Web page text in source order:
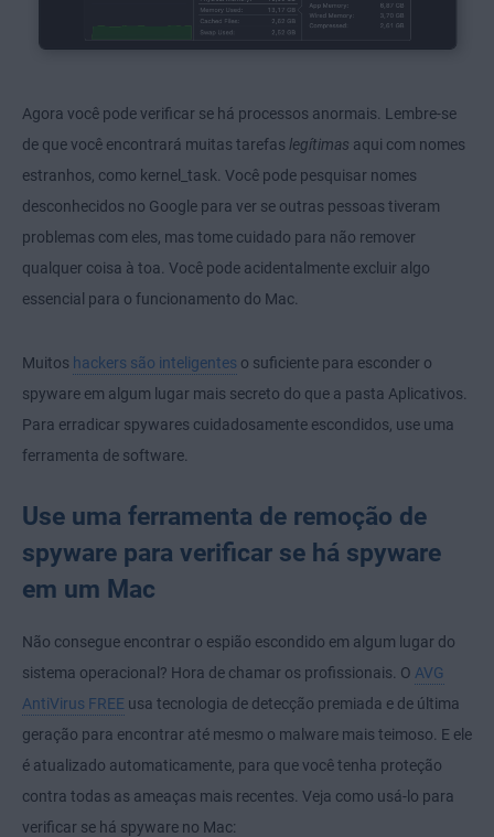
Agora você pode verificar se há processos anormais. Lembre-se
de que você encontrará muitas tarefas legítimas aqui com nomes
estranhos, como kernel_task. Você pode pesquisar nomes
desconhecidos no Google para ver se outras pessoas tiveram
problemas com eles, mas tome cuidado para não remover
qualquer coisa à toa. Você pode acidentalmente excluir algo
essencial para o funcionamento do Mac.
Muitos hackers são inteligentes o suficiente para esconder o
spyware em algum lugar mais secreto do que a pasta Aplicativos.
Para erradicar spywares cuidadosamente escondidos, use uma
ferramenta de software.
Use uma ferramenta de remoção de
spyware para verificar se há spyware
em um Mac
Não consegue encontrar o espião escondido em algum lugar do
sistema operacional? Hora de chamar os profissionais. O AVG
AntiVirus FREE usa tecnologia de detecção premiada e de última
geração para encontrar até mesmo o malware mais teimoso. E ele
é atualizado automaticamente, para que você tenha proteção
contra todas as ameaças mais recentes. Veja como usá-lo para
verificar se há spyware no Mac: